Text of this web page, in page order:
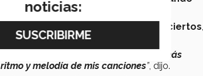
que se proyectan durante sus conciertos
siempre le he dado un
peso más
ritmo y melodía de mis canciones”, dijo.
noticias: